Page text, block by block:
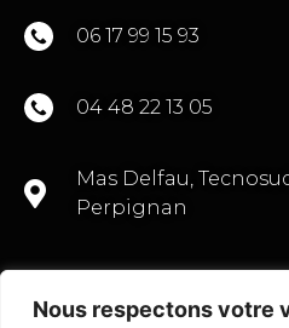
Nous respectons votre
06 17 99 15 93
04 48 22 13 05
Mas Delfau,
Perpignan